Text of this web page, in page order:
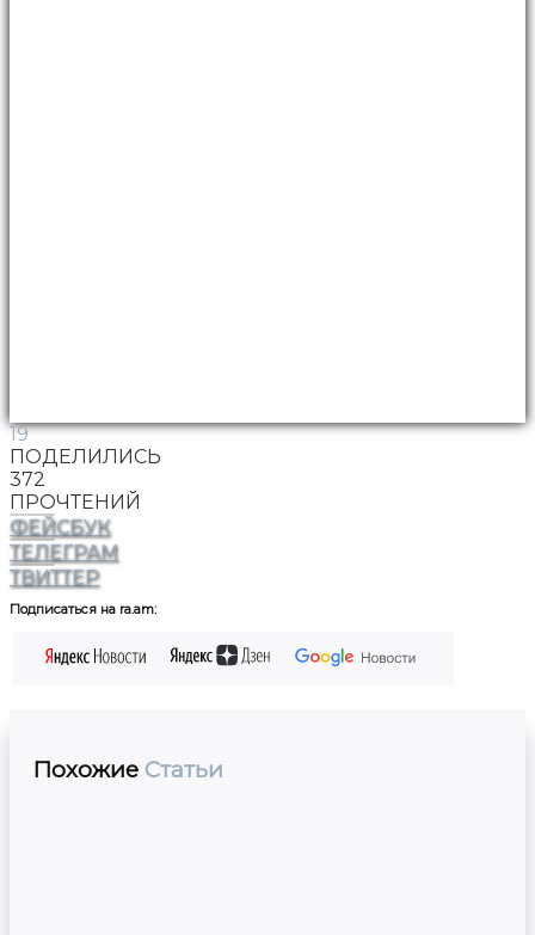
19
ПОДЕЛИЛИСЬ
372
ПРОЧТЕНИЙ
ФЕЙСБУК
ТЕЛЕГРАМ
ТВИТТЕР
Подписаться на ra.am:
Похожие Статьи